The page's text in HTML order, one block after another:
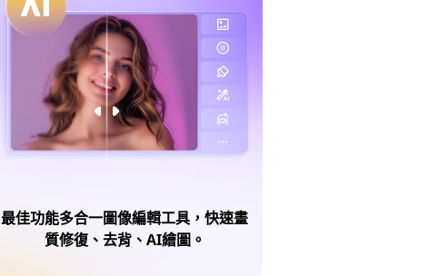
最佳功能多合一圖像編輯工具，快速畫
質修復、去背、AI繪圖。